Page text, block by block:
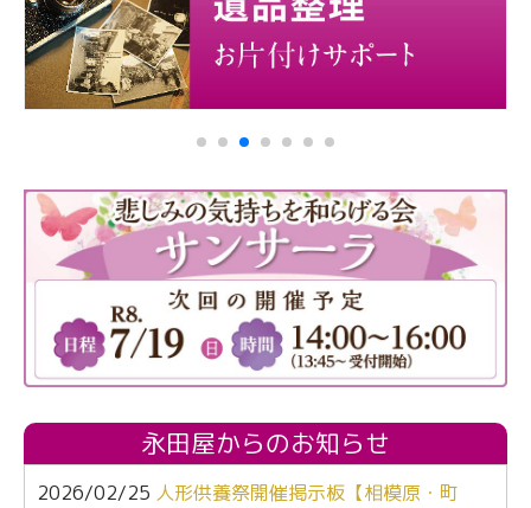
永田屋からのお知らせ
2026/02/25 人形供養祭開催掲示板【相模原・町